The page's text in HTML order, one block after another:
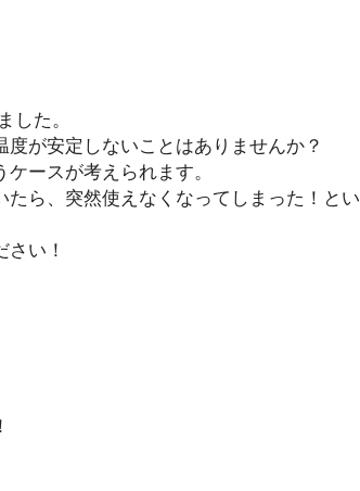
した。
が安定しないことはありませんか？
ースが考えられます。
ら、突然使えなくなってしまった！とい
い！